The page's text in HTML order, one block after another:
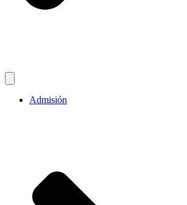
Admisión